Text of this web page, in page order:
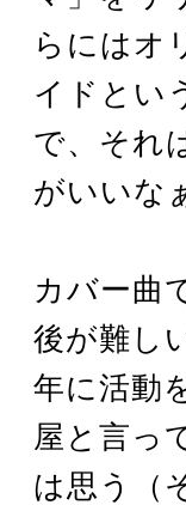
らにはオ
イドとい
で、それ
がいいな
カバー曲
後が難し
年に活動
屋と言っ
は思う（